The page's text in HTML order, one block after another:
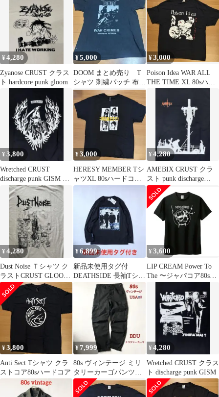
CRUCIFIX
¥4,280
Zyanose CRUST クラス
ト hardcore punk gloom
¥5,000
DOOM まとめ売り T
シャツ 刺繍パッチ 布パ
ッチ ピンバッチ
¥3,000
Poison Idea WAR ALL
THE TIME XL 80sハー
¥3,800
Wretched CRUST
discharge punk GISM ク
ラスト
¥3,000
HERESY MEMBER Tシ
ャツXL 80sハードコア
クラストコア
¥4,280
AMEBIX CRUST クラ
スト punk discharge
GISM
¥4,280
Dust Noise Ｔシャツ ク
ラストCRUST GLOOM
confuse
¥6,899
新品未使用タグ付
DEATHSIDE 長袖Tシャ
ツ ハードコアpunk
¥ 3,600
LIP CREAM Power To
The 〜ジャパコア80sハ
¥3,800
Anti Sect Tシャツ クラ
ストコア80sハードコア
¥7,999
80s ヴィンテージ ミリ
タリーカーゴパンツ
USA BDU スケボー 軍
物
¥4,280
Wretched CRUST クラス
ト discharge punk GISM